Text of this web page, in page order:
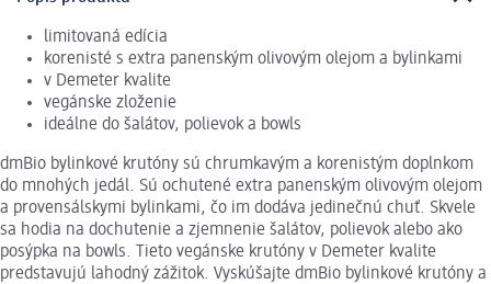
limitovaná edícia
korenisté s extra panenským olivovým olejom a bylinkami
v Demeter kvalite
vegánske zloženie
ideálne do šalátov, polievok a bowls
dmBio bylinkové krutóny sú chrumkavým a korenistým doplnkom
do mnohých jedál. Sú ochutené extra panenským olivovým olejom
a provensálskymi bylinkami, čo im dodáva jedinečnú chuť. Skvele
sa hodia na dochutenie a zjemnenie šalátov, polievok alebo ako
posýpka na bowls. Tieto vegánske krutóny v Demeter kvalite
predstavujú lahodný zážitok. Vyskúšajte dmBio bylinkové krutóny a